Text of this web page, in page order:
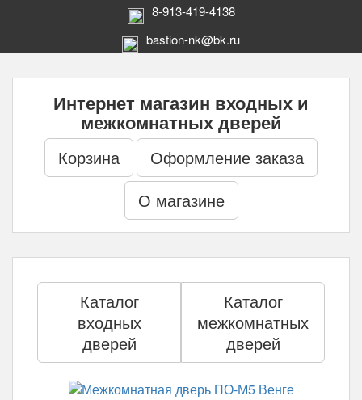
8-913-419-4138
bastion-nk@bk.ru
Интернет магазин входных и
межкомнатных дверей
Корзина
Оформление заказа
О магазине
Каталог
входных
дверей
Каталог
межкомнатных
дверей